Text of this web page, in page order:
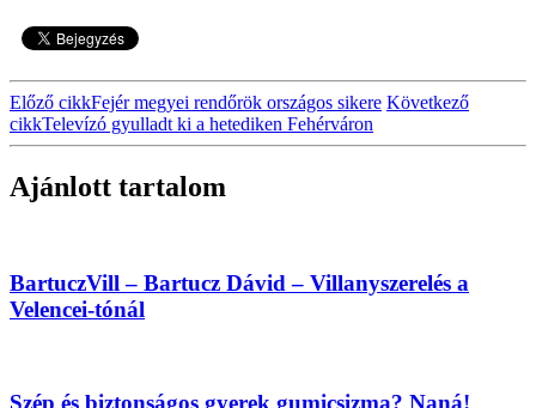
Előző cikkFejér megyei rendőrök országos sikere Következő
cikkTelevízó gyulladt ki a hetediken Fehérváron
Ajánlott tartalom
BartuczVill – Bartucz Dávid – Villanyszerelés a
Velencei-tónál
Szép és biztonságos gyerek gumicsizma? Naná!